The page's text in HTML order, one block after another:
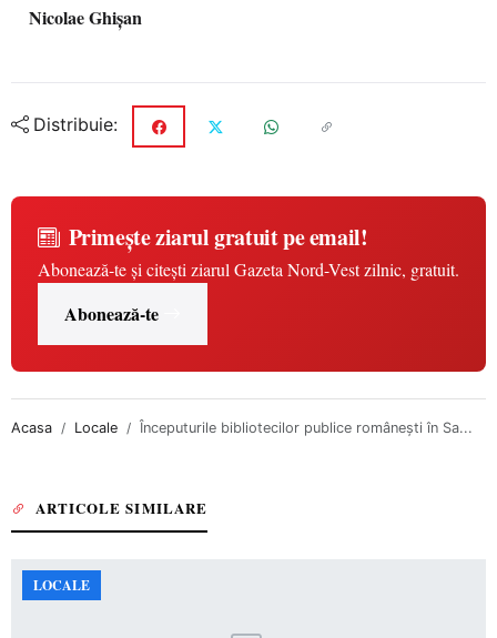
Nicolae Ghișan
Distribuie:
Primește ziarul gratuit pe email!
Abonează-te și citești ziarul Gazeta Nord-Vest zilnic, gratuit.
Abonează-te
Acasa Locale Începuturile bibliotecilor publice românești în Sa...
ARTICOLE SIMILARE
LOCALE